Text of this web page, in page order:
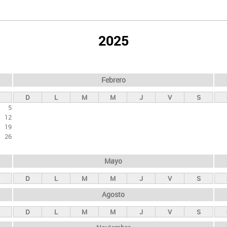
2025
5
12
19
26
Febrero
D L M M J V S
Mayo
D L M M J V S
Agosto
D L M M J V S